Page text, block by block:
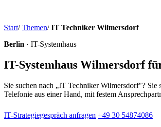
Start/ Themen/ IT Techniker Wilmersdorf
Berlin · IT-Systemhaus
IT-Systemhaus Wilmersdorf
Sie suchen nach „IT Techniker Wilmersdorf"?
Telefonie aus einer Hand, mit festem
IT-Strategiegespräch anfragen +49 30 54874086